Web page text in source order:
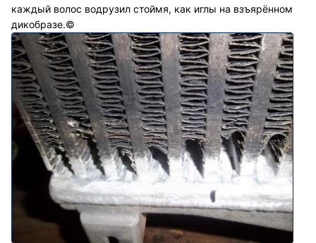
каждый волос водрузил стоймя, как иглы на взъярённом
дикобразе.©